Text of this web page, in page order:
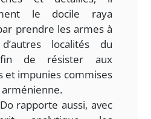
le docile raya
prendre les armes à
localités du
de résister aux
et impunies commises
rapporte aussi, avec